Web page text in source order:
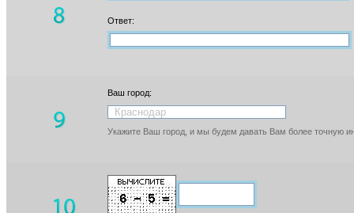
Ответ:
Ваш город:
Укажите Ваш город, и мы будем давать Вам более точную